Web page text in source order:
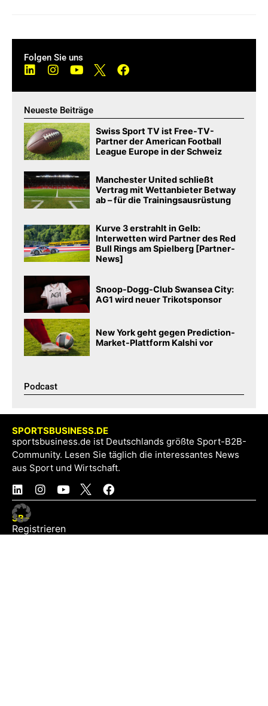
Folgen Sie uns
Neueste Beiträge
Swiss Sport TV ist Free-TV-
Partner der American Football
League Europe in der Schweiz
Manchester United schließt
Vertrag mit Wettanbieter Betway
ab – für die Trainingsausrüstung
Kurve 3 erstrahlt in Gelb:
Interwetten wird Partner des Red
Bull Rings am Spielberg [Partner-
News]
Snoop-Dogg-Club Swansea City:
AG1 wird neuer Trikotsponsor
New York geht gegen Prediction-
Market-Plattform Kalshi vor
Podcast​
SPORTSBUSINESS.DE
sportsbusiness.de ist Deutschlands größte Sport-B2B-
Community. Lesen Sie täglich die interessantes News
aus Sport und Wirtschaft.
SB+
Registrieren